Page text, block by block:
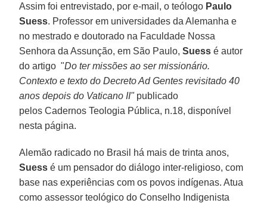
Assim foi entrevistado, por e-mail, o teólogo Paulo
Suess. Professor em universidades da Alemanha e
no mestrado e doutorado na Faculdade Nossa
Senhora da Assunção, em São Paulo,Suess é autor
do artigo "Do ter missões ao ser missionário.
Contexto e texto do Decreto Ad Gentes revisitado 40
anos depois do Vaticano II" publicado
pelos Cadernos Teologia Pública, n.18, disponível
nesta página.
Alemão radicado no Brasil há mais de trinta anos,
Suess é um pensador do diálogo inter-religioso, com
base nas experiências com os povos indígenas. Atua
como assessor teológico do Conselho Indigenista